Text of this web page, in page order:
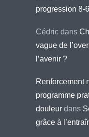
progression 8-
Cédric dans
vague de
l’avenir ?
Renforcement
programme
douleur dans
grâce à